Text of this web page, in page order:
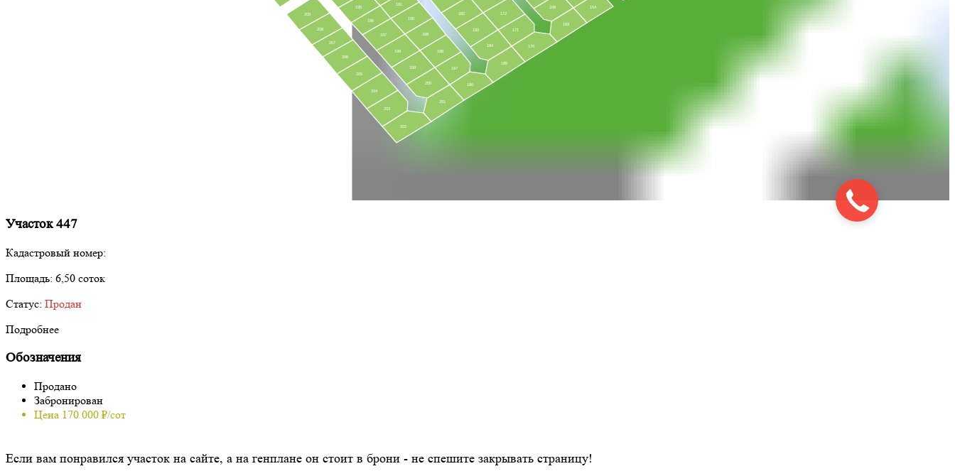
202
201
186
185
170
169
154
203
204
205
206
207
208
209
195
196
191
197
190
198
189
199
188
200
187
182
183
172
184
171
168
Участок 447
Кадастровый номер:
Площадь: 6,50 соток
Статус: Продан
Подробнее
Обозначения
Продано
Забронирован
Цена 170 000 ₽/сот
Если вам понравился участок на сайте, а на генплане он стоит в брони - не спешите закрывать страницу!